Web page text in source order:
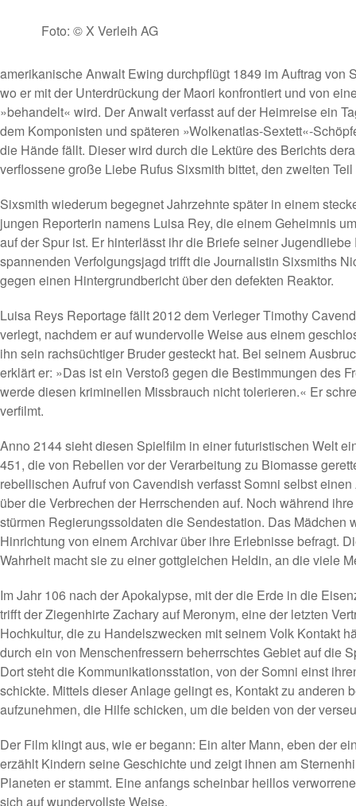
Foto: © X Verleih AG
amerikanische Anwalt Ewing durchpflügt 1849 im Auftrag von
wo er mit der Unterdrückung der Maori konfrontiert und von
»behandelt« wird. Der Anwalt verfasst auf der Heimreise ein
dem Komponisten und späteren »Wolkenatlas-Sextett«-
die Hände fällt. Dieser wird durch die Lektüre des Berichts
verflossene große Liebe Rufus Sixsmith bittet, den zweiten
Sixsmith wiederum begegnet Jahrzehnte später in einem
jungen Reporterin namens Luisa Rey, die einem Geheimnis
auf der Spur ist. Er hinterlässt ihr die Briefe seiner
spannenden Verfolgungsjagd trifft die Journalistin Sixsmiths
gegen einen Hintergrundbericht über den defekten Reaktor.
Luisa Reys Reportage fällt 2012 dem Verleger Timothy
verlegt, nachdem er auf wundervolle Weise aus einem
ihn sein rachsüchtiger Bruder gesteckt hat. Bei seinem
erklärt er: »Das ist ein Verstoß gegen die Bestimmungen des
werde diesen kriminellen Missbrauch nicht tolerieren.« Er
verfilmt.
Anno 2144 sieht diesen Spielfilm in einer futuristischen Welt
451, die von Rebellen vor der Verarbeitung zu Biomasse
rebellischen Aufruf von Cavendish verfasst Somni selbst
über die Verbrechen der Herrschenden auf. Noch während
stürmen Regierungssoldaten die Sendestation. Das Mädchen
Hinrichtung von einem Archivar über ihre Erlebnisse befragt.
Wahrheit macht sie zu einer gottgleichen Heldin, an die viele
Im Jahr 106 nach der Apokalypse, mit der die Erde in die
trifft der Ziegenhirte Zachary auf Meronym, eine der letzten
Hochkultur, die zu Handelszwecken mit seinem Volk Kontakt
durch ein von Menschenfressern beherrschtes Gebiet auf die
Dort steht die Kommunikationsstation, von der Somni einst
schickte. Mittels dieser Anlage gelingt es, Kontakt zu anderen
aufzunehmen, die Hilfe schicken, um die beiden von der
Der Film klingt aus, wie er begann: Ein alter Mann, eben der
erzählt Kindern seine Geschichte und zeigt ihnen am
Planeten er stammt. Eine anfangs scheinbar heillos
sich auf wundervollste Weise.